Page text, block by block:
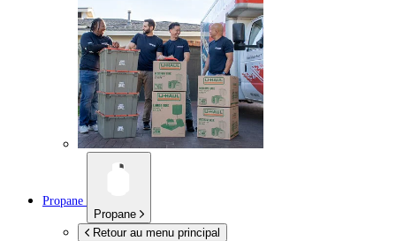
Propane
Propane
Retour au menu principal